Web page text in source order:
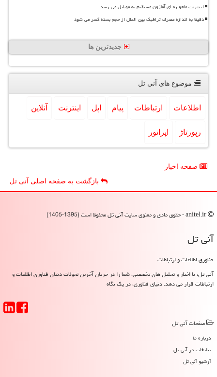
اینترنت ماهواره ای آمازون مستقیم به موبایل می رسد
دقیقا به اندازه مصرف ترافیک بین الملل از حجم بسته کسر می شود
جدیدترین ها
موضوع های آنی تل
اطلاعات ارتباطات پیام اپل اینترنت آنلاین
رپورتاژ اپراتور
صفحه اخبار
بازگشت به صفحه اصلی آنی تل
آنی تل
فناوری اطلاعات و ارتباطات
آنی تل، با اخبار و تحلیل های تخصصی، شما را در جریان آخرین تحولات دنیای فناوری اطلاعات و
ارتباطات قرار می دهد. دنیای فناوری، در یک نگاه
صفحات آنی تل
درباره ما
تبلیغات در آنی تل
آرشیو آنی تل